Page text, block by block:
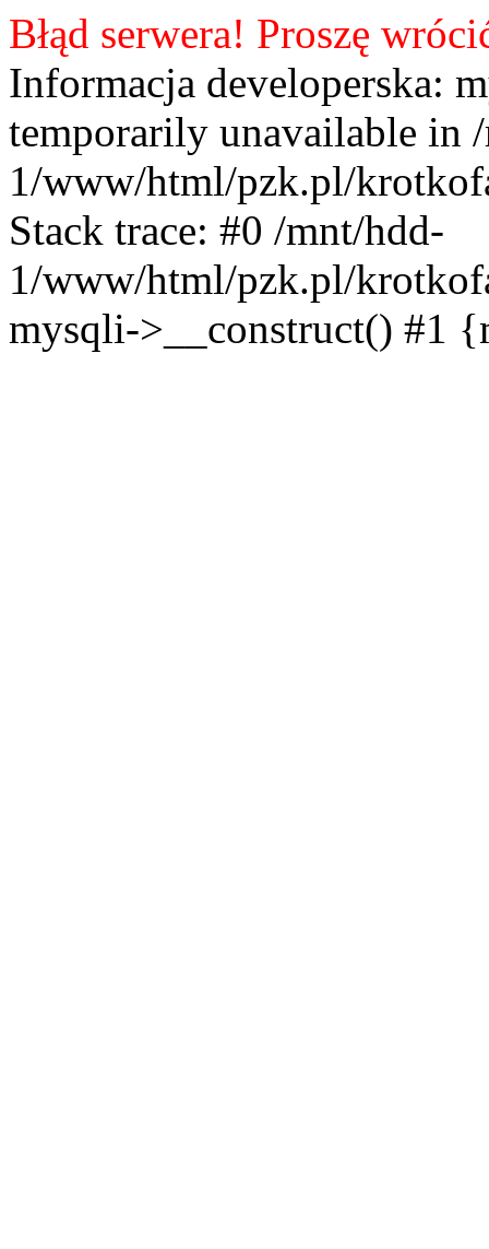
Błąd serwera! Proszę
Informacja developerska:
temporarily unavailable in
1/www/html/pzk.pl/
Stack trace: #0 /mnt/hdd-
1/www/html/pzk.pl/
mysqli->__construct() #1